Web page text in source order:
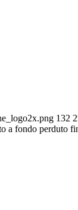
132
a fondo perduto